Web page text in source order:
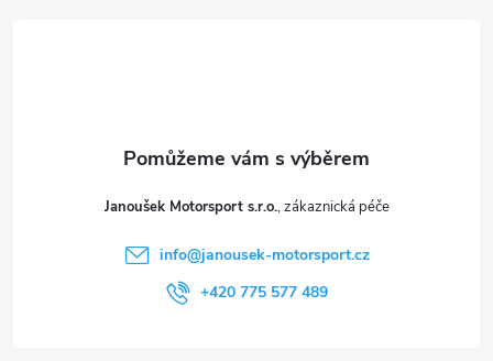
Janoušek Motorsport s.r.o.
info@janousek-motorsport.cz
+420 775 577 489